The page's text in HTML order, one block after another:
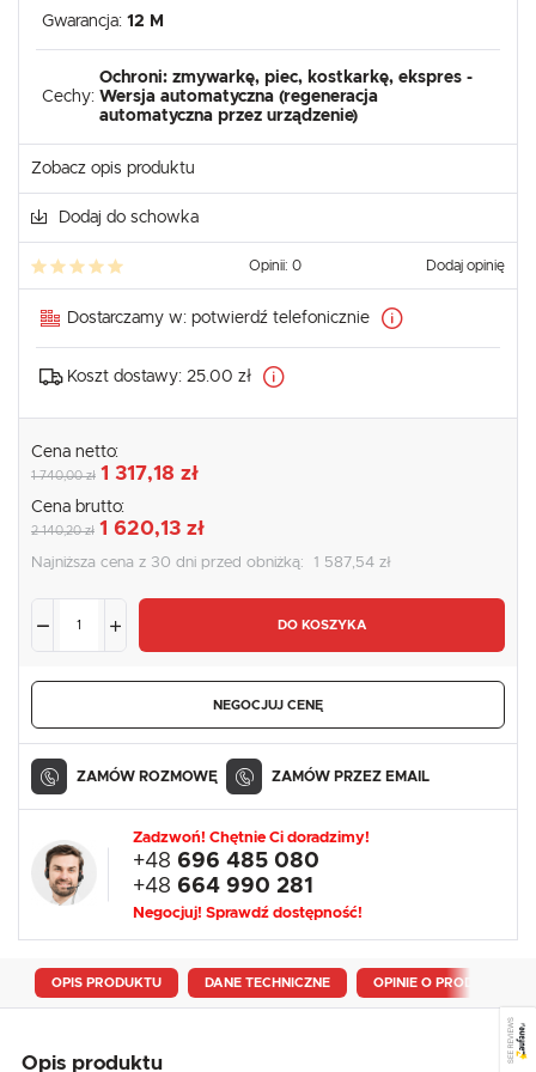
Gwarancja: 12 M
Cechy:
Ochroni: zmywarkę, piec, kostkarkę, ekspres -
Wersja automatyczna (regeneracja
automatyczna przez urządzenie)
Zobacz opis produktu
Dodaj do schowka
Opinii: 0 Dodaj opinię
Dostarczamy w: potwierdź telefonicznie
Koszt dostawy: 25.00 zł
Cena netto:
1 740,00 zł 1 317,18 zł
Cena brutto:
2 140,20 zł 1 620,13 zł
Najniższa cena z 30 dni przed obniżką: 1 587,54 zł
DO KOSZYKA
NEGOCJUJ CENĘ
ZAMÓW ROZMOWĘ ZAMÓW PRZEZ EMAIL
Zadzwoń! Chętnie Ci doradzimy!
+48 696 485 080
+48 664 990 281
Negocjuj! Sprawdź dostępność!
OPIS PRODUKTU DANE TECHNICZNE OPINIE O PRODUKCIE
Opis produktu SEE REVIEWS